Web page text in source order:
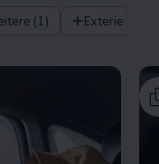
(1) Exterieur (2)